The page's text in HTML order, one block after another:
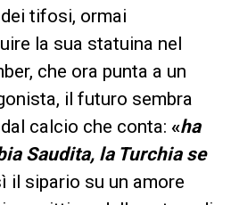
tifosi, ormai
la sua statuina nel
che ora punta a un
il futuro sembra
calcio che conta: «ha
Saudita, la Turchia se
il sipario su un amore